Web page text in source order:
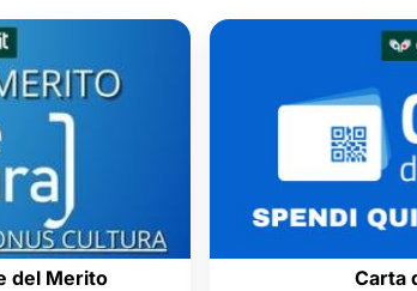
Carta del Docente